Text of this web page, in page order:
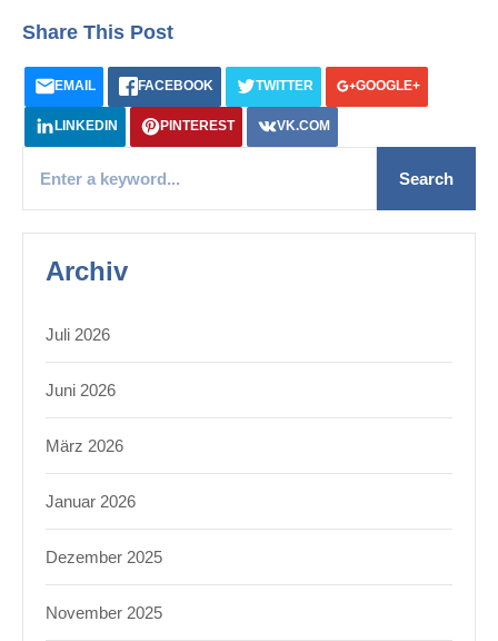
Share This Post
EMAIL FACEBOOK TWITTER GOOGLE+
LINKEDIN PINTEREST VK.COM
Archiv
Juli 2026
Juni 2026
März 2026
Januar 2026
Dezember 2025
November 2025